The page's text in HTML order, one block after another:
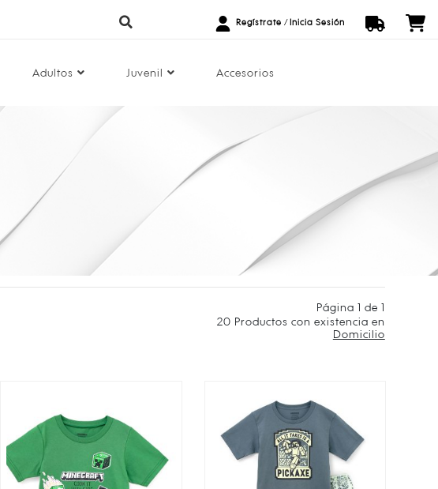
Regístrate /Inicia Sesión
Adultos Juvenil Accesorios
Página 1 de 1
20 Productos con existencia en
Domicilio